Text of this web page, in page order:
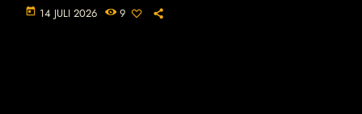
today 14 JULI 2026 9